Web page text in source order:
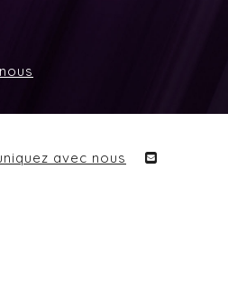
avec nous